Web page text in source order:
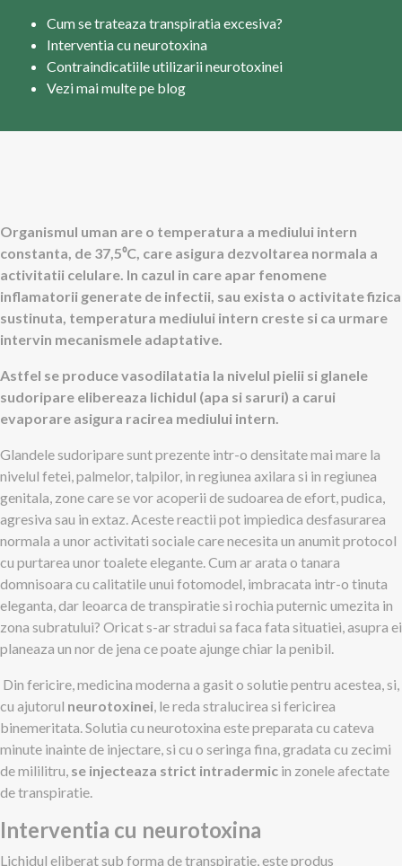
Cum se trateaza transpiratia excesiva?
Interventia cu neurotoxina
Contraindicatiile utilizarii neurotoxinei
Vezi mai multe pe blog
Organismul uman are o temperatura a mediului intern
constanta, de 37,5⁰C, care asigura dezvoltarea normala a
activitatii celulare. In cazul in care apar fenomene
inflamatorii generate de infectii, sau exista o activitate fizica
sustinuta, temperatura mediului intern creste si ca urmare
intervin mecanismele adaptative.
Astfel se produce vasodilatatia la nivelul pielii si glanele
sudoripare elibereaza lichidul (apa si saruri) a carui
evaporare asigura racirea mediului intern.
Glandele sudoripare sunt prezente intr-o densitate mai mare la
nivelul fetei, palmelor, talpilor, in regiunea axilara si in regiunea
genitala, zone care se vor acoperii de sudoarea de efort, pudica,
agresiva sau in extaz. Aceste reactii pot impiedica desfasurarea
normala a unor activitati sociale care necesita un anumit protocol
cu purtarea unor toalete elegante. Cum ar arata o tanara
domnisoara cu calitatile unui fotomodel, imbracata intr-o tinuta
eleganta, dar leoarca de transpiratie si rochia puternic umezita in
zona subratului? Oricat s-ar stradui sa faca fata situatiei, asupra ei
planeaza un nor de jena ce poate ajunge chiar la penibil.
Din fericire, medicina moderna a gasit o solutie pentru acestea, si,
cu ajutorul neurotoxinei, le reda stralucirea si fericirea
binemeritata. Solutia cu neurotoxina este preparata cu cateva
minute inainte de injectare, si cu o seringa fina, gradata cu zecimi
de mililitru, se injecteaza strict intradermic in zonele afectate
de transpiratie.
Interventia cu neurotoxina
Lichidul eliberat sub forma de transpiratie, este produs